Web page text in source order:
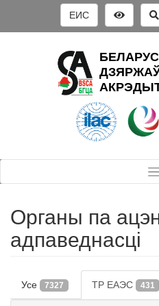
ЕИС
Органы па
адпаведнасці
Усе 7327 ТР ЕАЭС 431